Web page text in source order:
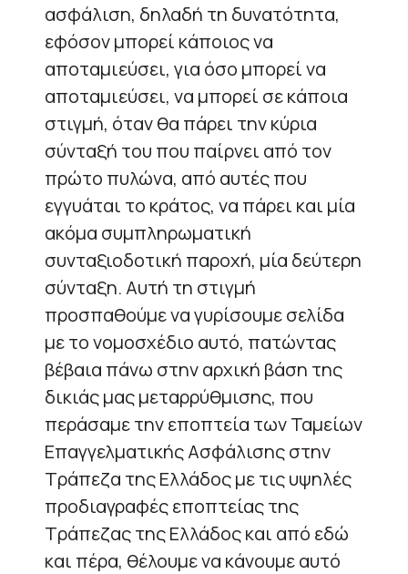
ασφάλιση, δηλαδή τη δυνατότητα,
εφόσον μπορεί κάποιος να
αποταμιεύσει, για όσο μπορεί να
αποταμιεύσει, να μπορεί σε κάποια
στιγμή, όταν θα πάρει την κύρια
σύνταξή του που παίρνει από τον
πρώτο πυλώνα, από αυτές που
εγγυάται το κράτος, να πάρει και μία
ακόμα συμπληρωματική
συνταξιοδοτική παροχή, μία δεύτερη
σύνταξη. Αυτή τη στιγμή
προσπαθούμε να γυρίσουμε σελίδα
με το νομοσχέδιο αυτό, πατώντας
βέβαια πάνω στην αρχική βάση της
δικιάς μας μεταρρύθμισης, που
περάσαμε την εποπτεία των Ταμείων
Επαγγελματικής Ασφάλισης στην
Τράπεζα της Ελλάδος με τις υψηλές
προδιαγραφές εποπτείας της
Τράπεζας της Ελλάδος και από εδώ
και πέρα, θέλουμε να κάνουμε αυτό